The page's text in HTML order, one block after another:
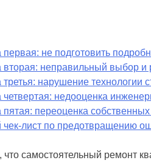
не подготовить
неправильный выбор и
нарушение технологии
недооценка
переоценка
чек-лист по предотвращению
что самостоятельный ремонт